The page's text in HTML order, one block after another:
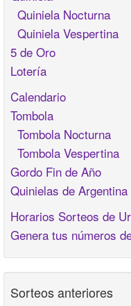
Quiniela Nocturna
Quiniela Vespertina
5 de Oro
Lotería
Calendario
Tombola
Tombola Nocturna
Tombola Vespertina
Gordo Fin de Año
Quinielas de Argentina
Horarios Sorteos de
Genera tus números
Sorteos anteriores